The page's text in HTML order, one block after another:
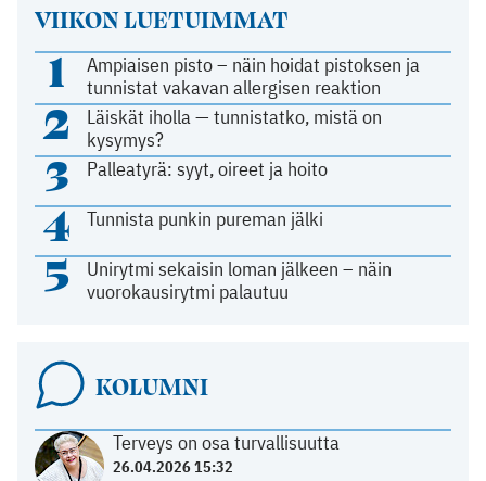
VIIKON LUETUIMMAT
1
Ampiaisen pisto – näin hoidat pistoksen ja
tunnistat vakavan allergisen reaktion
2
Läiskät iholla — tunnistatko, mistä on
kysymys?
3 Palleatyrä: syyt, oireet ja hoito
4 Tunnista punkin pureman jälki
5
Unirytmi sekaisin loman jälkeen – näin
vuorokausirytmi palautuu
KOLUMNI
Terveys on osa turvallisuutta
26.04.2026 15:32